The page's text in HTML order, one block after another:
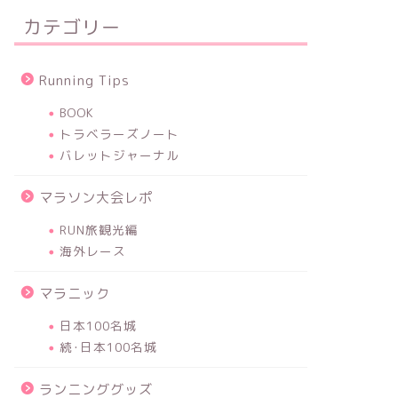
カテゴリー
Running Tips
BOOK
トラベラーズノート
バレットジャーナル
マラソン大会レポ
RUN旅観光編
海外レース
マラニック
日本100名城
続･日本100名城
ランニンググッズ